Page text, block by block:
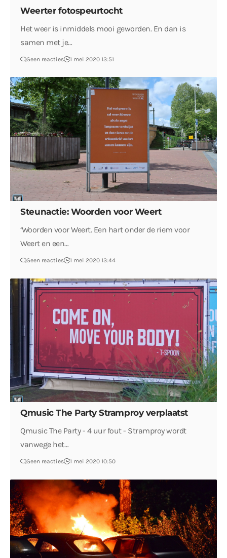
Weerter fotospeurtocht
Het weer is inmiddels mooi geworden. En dan is
samen met je…
Geen reacties 1 mei 2020 13:51
Steunactie: Woorden voor Weert
‘Woorden voor Weert. Een hart onder de riem voor
Weert en een…
Geen reacties 1 mei 2020 13:44
Qmusic The Party Stramproy verplaatst
Qmusic The Party - 4 uur fout - Stramproy wordt
vanwege het…
Geen reacties 1 mei 2020 10:50